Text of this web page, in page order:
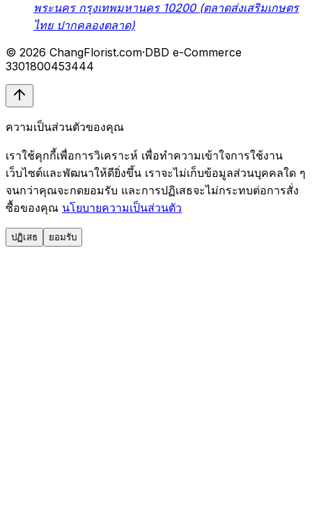
พระนคร กรุงเทพมหานคร 10200 (ตลาดส่งเสริมเกษตร
ไทย ปากคลองตลาด)
© 2026 ChangFlorist.com·DBD e-Commerce
3301800453444
ความเป็นส่วนตัวของคุณ
เราใช้คุกกี้เพื่อการวิเคราะห์ เพื่อทำความเข้าใจการใช้งาน
เว็บไซต์และพัฒนาให้ดียิ่งขึ้น เราจะไม่เก็บข้อมูลส่วนบุคคลใด ๆ
จนกว่าคุณจะกดยอมรับ และการปฏิเสธจะไม่กระทบต่อการสั่ง
ซื้อของคุณ นโยบายความเป็นส่วนตัว
ปฏิเสธ ยอมรับ